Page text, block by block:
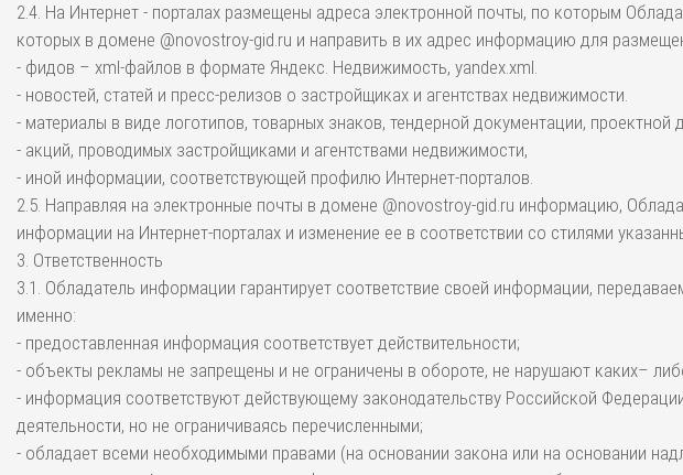
2.4. На Интернет - порталах размещены адреса электронной почты, по которым
которых в домене @novostroy-gid.ru и направить в их адрес информацию для
- фидов – xml-файлов в формате Яндекс. Недвижимость, yandex.xml.
- новостей, статей и пресс-релизов о застройщиках и агентствах недвижимости.
- материалы в виде логотипов, товарных знаков, тендерной документации,
- акций, проводимых застройщиками и агентствами недвижимости,
- иной информации, соответствующей профилю Интернет-порталов.
2.5. Направляя на электронные почты в домене @novostroy-gid.ru информацию,
информации на Интернет-порталах и изменение ее в соответствии со стилями
3. Ответственность
3.1. Обладатель информации гарантирует соответствие своей информации,
именно:
- предоставленная информация соответствует действительности;
- объекты рекламы не запрещены и не ограничены в обороте, не нарушают каких–
- информация соответствуют действующему законодательству Российской
деятельности, но не ограничиваясь перечисленными;
- обладает всеми необходимыми правами (на основании закона или на основании